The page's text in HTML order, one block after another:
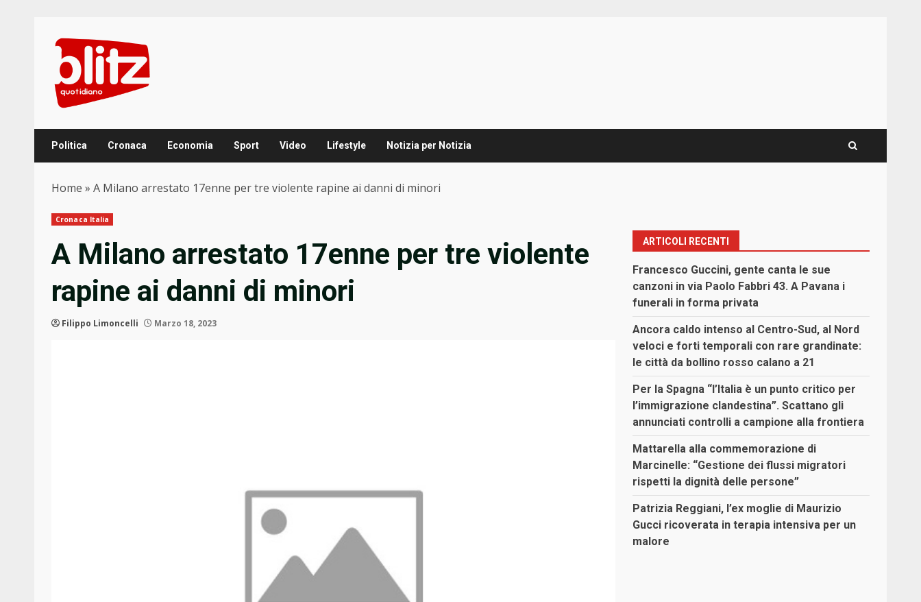
content
Politica Cronaca Economia Sport Video Lifestyle Notizia per Notizia
Home » A Milano arrestato 17enne per tre violente rapine ai danni di minori
Cronaca Italia
A Milano arrestato 17enne per tre violente
rapine ai danni di minori
Filippo Limoncelli Marzo 18, 2023
ARTICOLI RECENTI
Francesco Guccini, gente canta le sue
canzoni in via Paolo Fabbri 43. A Pavana i
funerali in forma privata
Ancora caldo intenso al Centro-Sud, al Nord
veloci e forti temporali con rare grandinate:
le città da bollino rosso calano a 21
Per la Spagna “l’Italia è un punto critico per
l’immigrazione clandestina”. Scattano gli
annunciati controlli a campione alla frontiera
Mattarella alla commemorazione di
Marcinelle: “Gestione dei flussi migratori
rispetti la dignità delle persone”
Patrizia Reggiani, l’ex moglie di Maurizio
Gucci ricoverata in terapia intensiva per un
malore